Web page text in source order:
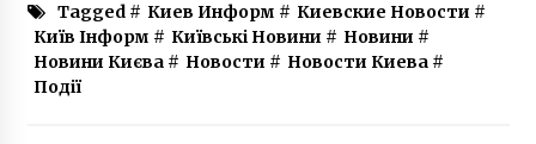
Tagged # Киев Информ # Киевские Новости #
Київ Інформ # Київські Новини # Новини #
Новини Києва# Новости # Новости Киева#
Події